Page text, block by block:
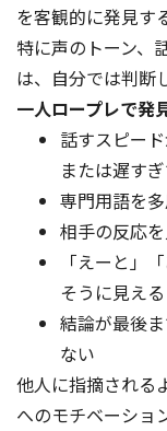
を客観的に発見す
特に声のトーン、
は、自分では判断
一人ロープレで発
話すスピー
または遅す
専門用語を
相手の反応
「えーと」
そうに見える
結論が最後
ない
他人に指摘される
へのモチベーショ